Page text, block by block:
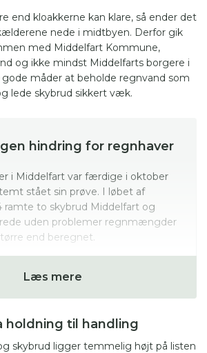
end kloakkerne kan klare, så ender det
nede i midtbyen. Derfor gik
med Middelfart Kommune,
og ikke mindst Middelfarts borgere i
måder at beholde regnvand som
lede skybrud sikkert væk.
hindring for regnhaver
i Middelfart var færdige i oktober
stået sin prøve. I løbet af
ramte to skybrud Middelfart og
uden problemer regnmængder
end beregnet.
en hindring for nedsivning, så længe
Læs mere
holdning til handling
skybrud ligger temmelig højt på listen